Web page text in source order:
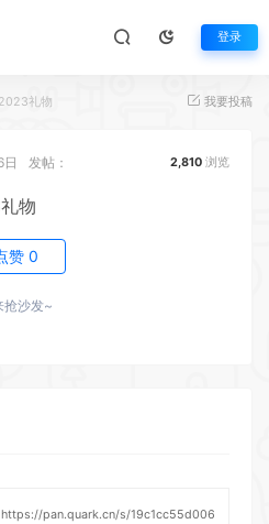
登录
礼物 我要投稿
发帖： 2,810 浏览
物
赞 0
抢沙发~
https://pan.quark.cn/s/19c1cc55d006